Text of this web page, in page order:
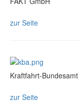
zur Seite
Kraftfahrt-Bundesamt
zur Seite